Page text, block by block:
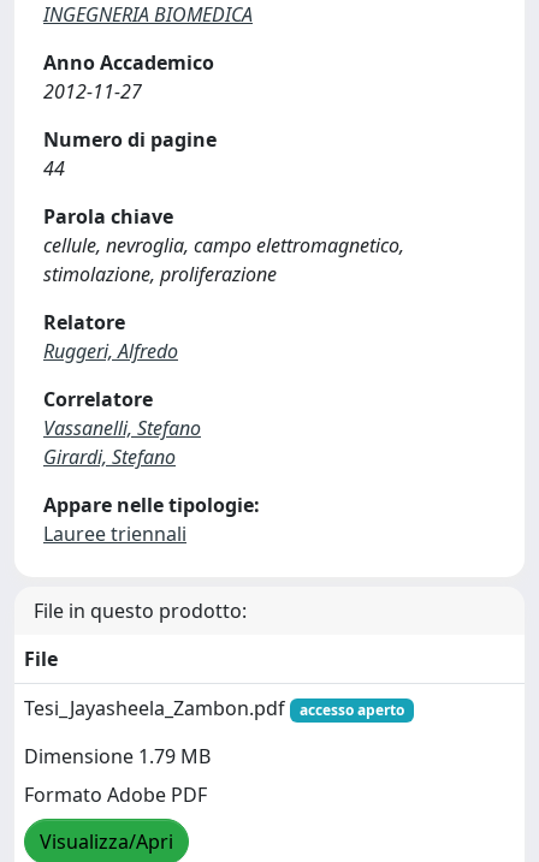
INGEGNERIA BIOMEDICA
Anno Accademico
2012-11-27
Numero di pagine
44
Parola chiave
cellule, nevroglia, campo elettromagnetico,
stimolazione, proliferazione
Relatore
Ruggeri, Alfredo
Correlatore
Vassanelli, Stefano
Girardi, Stefano
Appare nelle tipologie:
Lauree triennali
File in questo prodotto:
File
Tesi_Jayasheela_Zambon.pdf
accesso aperto
Dimensione 1.79 MB
Formato Adobe PDF
Visualizza/Apri